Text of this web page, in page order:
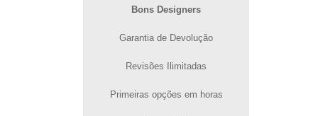
Bons Designers
Garantia de Devolução
Revisões Ilimitadas
Primeiras opções em horas